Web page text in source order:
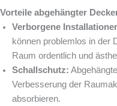
Vorteile abgehängter
Verborgene
können problemlos in der
Raum ordentlich und
Schallschutz:
Verbesserung der
absorbieren.